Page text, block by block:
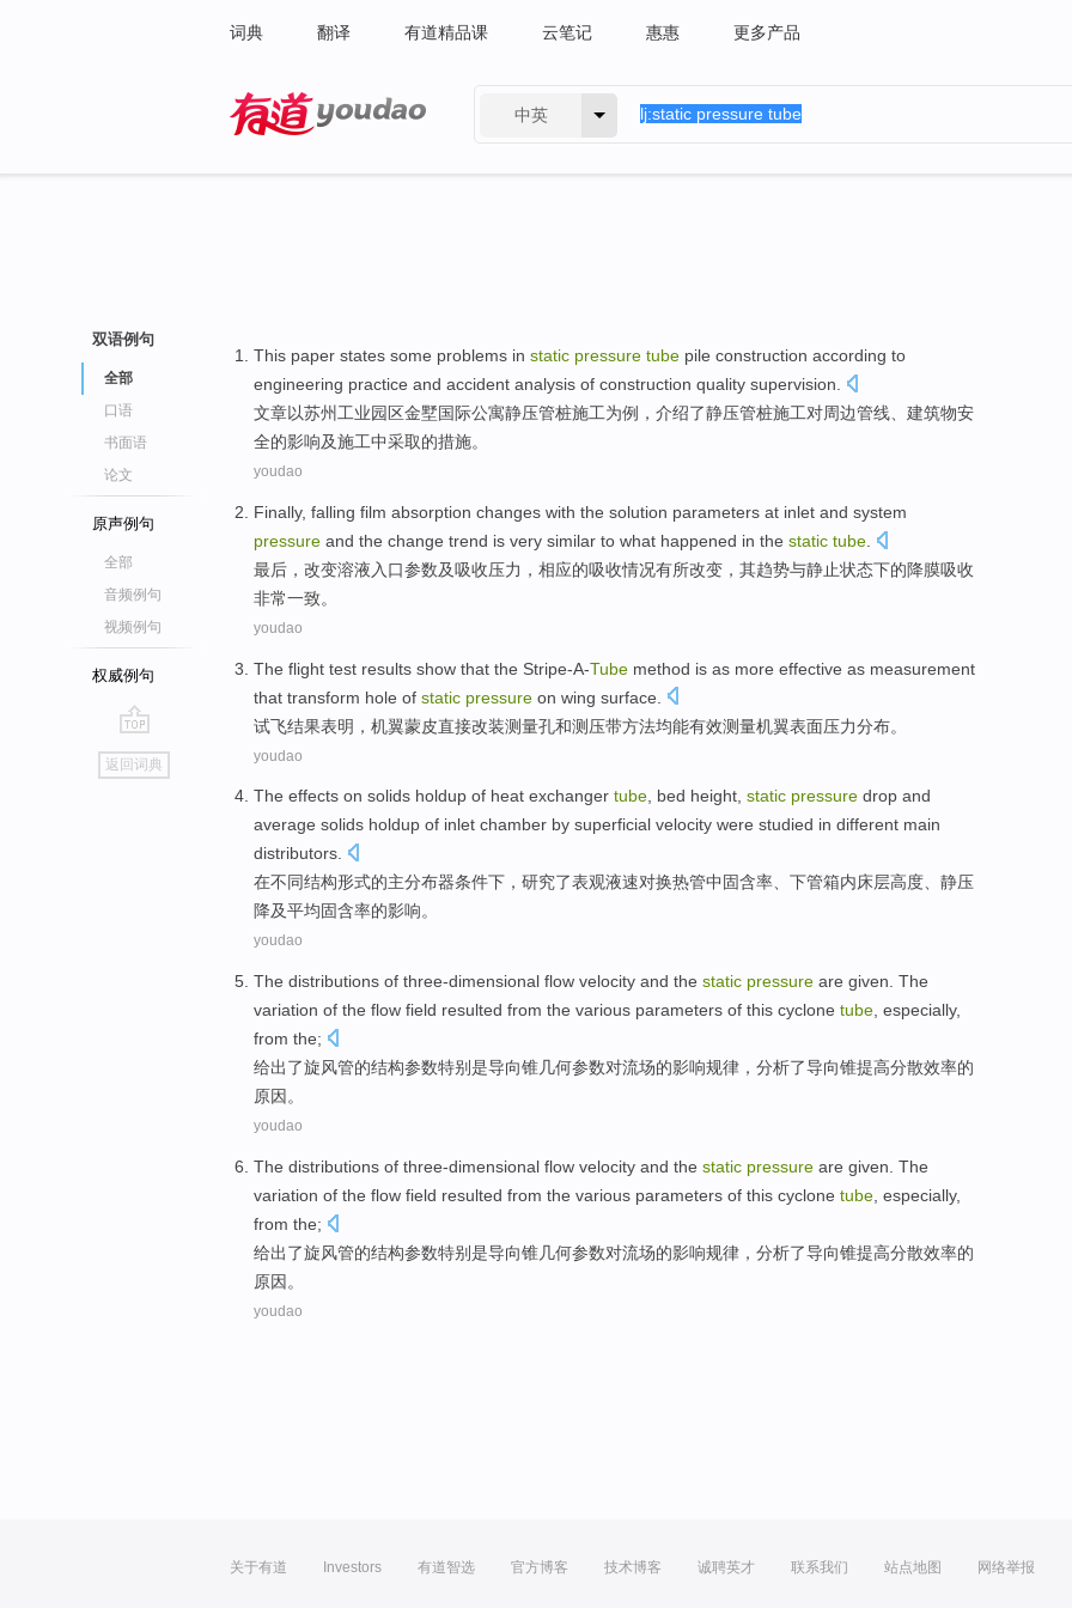
词典 翻译 有道精品课 云笔记 惠惠 更多产品
中英
双语例句
全部
口语
书面语
论文
原声例句
全部
音频例句
视频例句
权威例句
go
top
返回词典
This paper states some problems in static pressure tube pile construction according to
engineering practice and accident analysis of construction quality supervision.
文章以苏州工业园区金墅国际公寓静压管桩施工为例，介绍了静压管桩施工对周边管线、建筑物安
全的影响及施工中采取的措施。
youdao
Finally, falling film absorption changes with the solution parameters at inlet and system
pressure and the change trend is very similar to what happened in the static tube
最后 ， 改变溶液 入口参数及吸收压力 ，相应的吸收情况有所改变 ，其趋势与静止状态下的降膜吸收
非常一致。
youdao
The flight test results show that the Stripe-A-Tube method is as more effective as measurement
that transform hole of static pressure on wing surface
试飞结果表明 ， 机翼蒙皮直接改装测量孔和测压带方法均能有效测量机翼表面压力分布。
youdao
The effects on solids holdup of heat exchanger tube, bed height, static pressure drop and
average solids holdup of inlet chamber by superficial velocity were studied in different main
distributors.
在不同结构形式的主分布器条件下， 研究了表观液速对换热管中 固含率、下管箱内床层高度、 静压
降及平均固含率的影响。
youdao
The distributions of three-dimensional flow velocity and the static pressure are given The
variation of the flow field resulted from the various parameters of this cyclone tube especially,
from the;
给出了旋风管的结构参数特别是导向锥几何参数对流场的影响规律，分析了导向锥提高分散效率的
原因。
youdao
The distributions of three-dimensional flow velocity and the static pressure are given The
variation of the flow field resulted from the various parameters of this cyclone tube especially,
from the;
给出了旋风管的结构参数特别是导向锥几何参数对流场的影响规律，分析了导向锥提高分散效率的
原因。
youdao
关于有道 Investors 有道智选 官方博客 技术博客 诚聘英才 联系我们 站点地图 网络举报